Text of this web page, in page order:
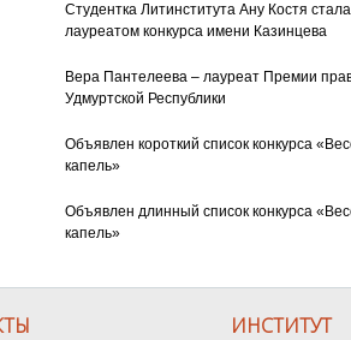
Студентка Литинститута Ану Костя стала
лауреатом конкурса имени Казинцева
Вера Пантелеева – лауреат Премии
Удмуртской Республики
Объявлен короткий список конкурса
капель»
Объявлен длинный список конкурса
капель»
ИНСТИТУТ